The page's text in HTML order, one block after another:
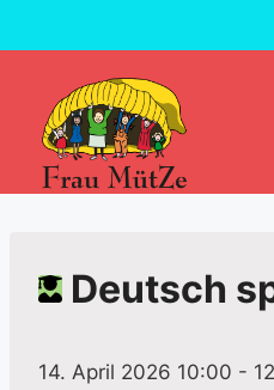
Inhalt
Deutsch
14. April 2026 10:00 -